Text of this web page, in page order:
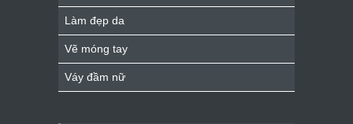
Làm đẹp da
Vẽ móng tay
Váy đầm nữ